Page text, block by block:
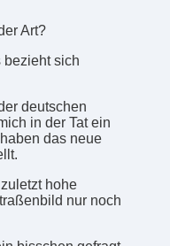
Art?
bezieht sich
deutschen
in der Tat ein
das neue
hohe
nur noch